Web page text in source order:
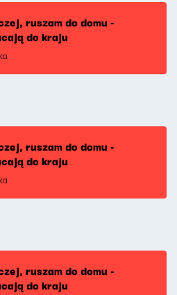
ruszam do domu -
do kraju
ruszam do domu -
do kraju
ruszam do domu -
do kraju